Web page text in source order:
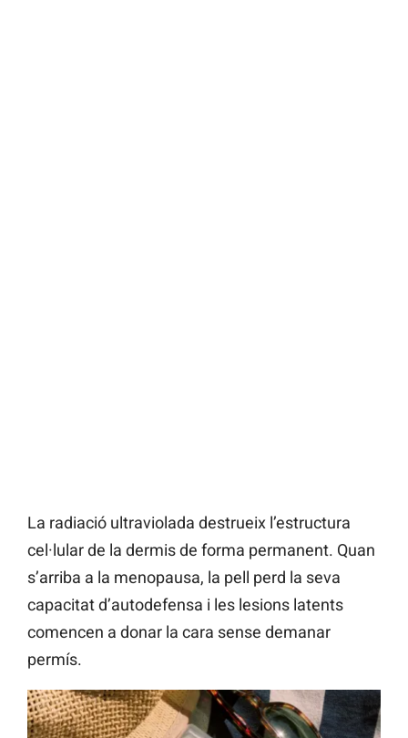
La radiació ultraviolada destrueix l’estructura
cel·lular de la dermis de forma permanent. Quan
s’arriba a la menopausa, la pell perd la seva
capacitat d’autodefensa i les lesions latents
comencen a donar la cara sense demanar
permís.